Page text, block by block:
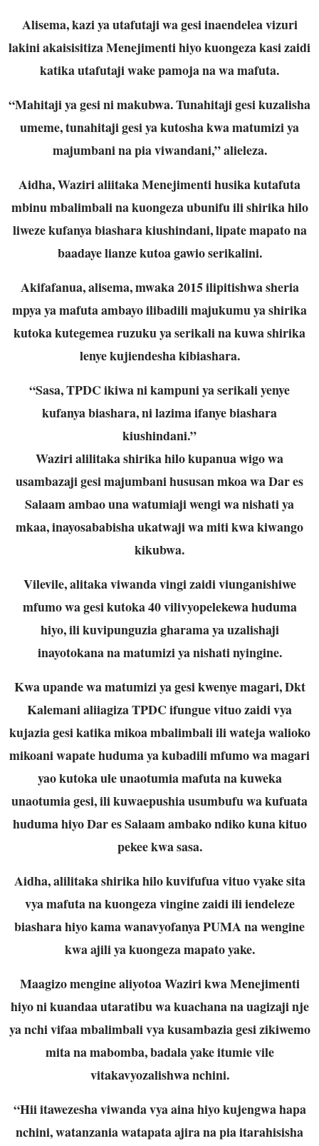
Alisema, kazi ya utafutaji wa gesi inaendelea vizuri
lakini akaisisitiza Menejimenti hiyo kuongeza kasi zaidi
katika utafutaji wake pamoja na wa mafuta.
“Mahitaji ya gesi ni makubwa. Tunahitaji gesi kuzalisha
umeme, tunahitaji gesi ya kutosha kwa matumizi ya
majumbani na pia viwandani,” alieleza.
Aidha, Waziri aliitaka Menejimenti husika kutafuta
mbinu mbalimbali na kuongeza ubunifu ili shirika hilo
liweze kufanya biashara kiushindani, lipate mapato na
baadaye lianze kutoa gawio serikalini.
Akifafanua, alisema, mwaka 2015 ilipitishwa sheria
mpya ya mafuta ambayo ilibadili majukumu ya shirika
kutoka kutegemea ruzuku ya serikali na kuwa shirika
lenye kujiendesha kibiashara.
“Sasa, TPDC ikiwa ni kampuni ya serikali yenye
kufanya biashara, ni lazima ifanye biashara
kiushindani.”
Waziri alilitaka shirika hilo kupanua wigo wa
usambazaji gesi majumbani hususan mkoa wa Dar es
Salaam ambao una watumiaji wengi wa nishati ya
mkaa, inayosababisha ukatwaji wa miti kwa kiwango
kikubwa.
Vilevile, alitaka viwanda vingi zaidi viunganishiwe
mfumo wa gesi kutoka 40 vilivyopelekewa huduma
hiyo, ili kuvipunguzia gharama ya uzalishaji
inayotokana na matumizi ya nishati nyingine.
Kwa upande wa matumizi ya gesi kwenye magari, Dkt
Kalemani aliiagiza TPDC ifungue vituo zaidi vya
kujazia gesi katika mikoa mbalimbali ili wateja walioko
mikoani wapate huduma ya kubadili mfumo wa magari
yao kutoka ule unaotumia mafuta na kuweka
unaotumia gesi, ili kuwaepushia usumbufu wa kufuata
huduma hiyo Dar es Salaam ambako ndiko kuna kituo
pekee kwa sasa.
Aidha, alilitaka shirika hilo kuvifufua vituo vyake sita
vya mafuta na kuongeza vingine zaidi ili iendeleze
biashara hiyo kama wanavyofanya PUMA na wengine
kwa ajili ya kuongeza mapato yake.
Maagizo mengine aliyotoa Waziri kwa Menejimenti
hiyo ni kuandaa utaratibu wa kuachana na uagizaji nje
ya nchi vifaa mbalimbali vya kusambazia gesi zikiwemo
mita na mabomba, badala yake itumie vile
vitakavyozalishwa nchini.
“Hii itawezesha viwanda vya aina hiyo kujengwa hapa
nchini, watanzania watapata ajira na pia itarahisisha